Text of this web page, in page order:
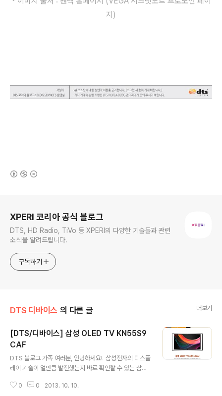
지)
XPERI 코리아 공식 블로그
DTS, HD Radio, TiVo 등 XPERI의 다양한 기술들과 관련
소식을 알려드립니다.
구독하기
DTS 디바이스 의 다른 글 더보기
[DTS/디바이스] 삼성 OLED TV KN55S9
CAF
DTS 블로그 가족 여러분, 안녕하세요! 삼성전자의 디스플
레이 기술이 얼만큼 발전했는지 바로 확인할 수 있는 삼성
을 받고 있습니다. 삼성 OLED TV는 의 최고급 디스플레
0 0 2013. 10. 10.